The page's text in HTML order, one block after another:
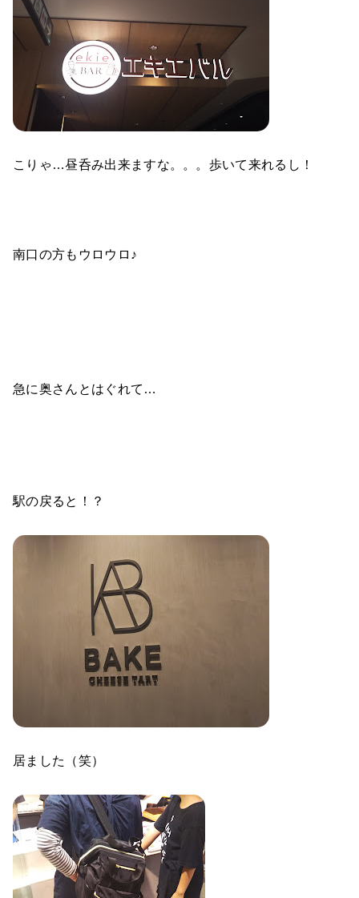
こりゃ…昼呑み出来ますな。。。歩いて来れるし！
南口の方もウロウロ♪
急に奥さんとはぐれて…
駅の戻ると！？
居ました（笑）